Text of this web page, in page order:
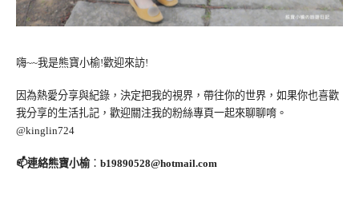
嗨~~我是熊寶小榆!歡迎來訪!
因為熱愛分享與紀錄，決定把我的視界，帶往你的世界，如果你也喜歡
我分享的生活扎記，歡迎關注我的粉絲專頁一起來聊聊唷。
@kinglin724
📫連絡熊寶小榆： b19890528@hotmail.com